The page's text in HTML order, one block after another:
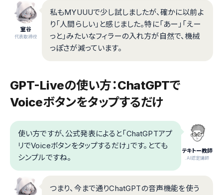
室谷
代表取締役
私もMYUUUで少し試しましたが、確かに以前よ
り「人間らしい」と感じました。特に「あー」「えー
っと」みたいなフィラーの入れ方が自然で、機械
っぽさが減っています。
GPT-Liveの使い方：ChatGPTで
Voiceボタンをタップするだけ
テキトー教師
.AI認定講師
使い方ですが、公式発表によると「ChatGPTアプ
リでVoiceボタンをタップするだけ」です。とても
シンプルですね。
つまり、今まで通りChatGPTの音声機能を使う